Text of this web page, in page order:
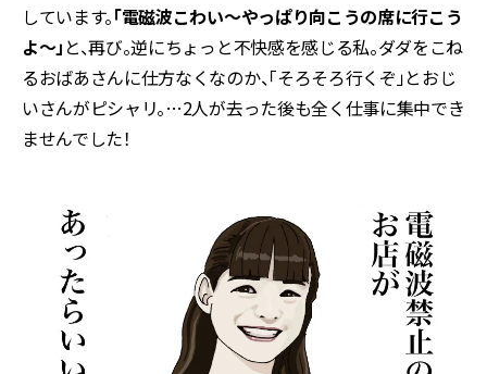
しています。「電磁波こわい〜やっぱり向こうの席に行こう
よ〜」 と、再び。逆にちょっと不快感を感じる私。ダダをこね
るおばあさんに仕方なくなのか、「そろそろ行くぞ」とおじ
いさんがピシャリ。…2人が去った後も全く仕事に集中でき
ませんでした！